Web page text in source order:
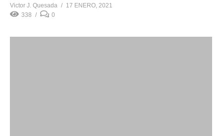
Victor J. Quesada
17 ENERO, 2021
338
0